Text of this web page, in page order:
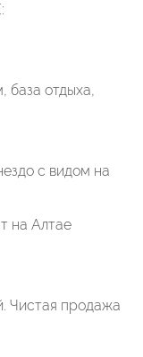
база отдыха,
с видом на
на Алтае
Чистая продажа